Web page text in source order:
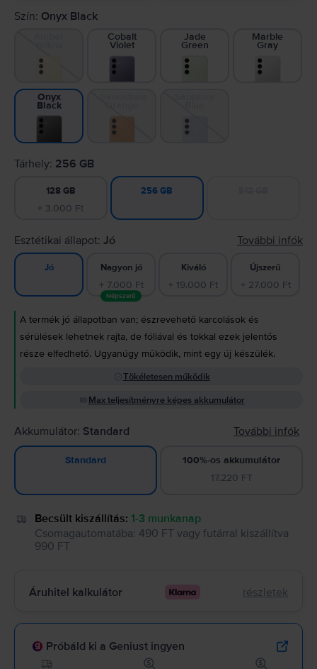
Szín: Onyx Black
Cobalt
Violet
Jade
Green
Marble
Gray
Onyx
Black
Tárhely: 256 GB
128 GB
+ 3.000 Ft
256 GB
Esztétikai állapot: Jó További infók
Jó Nagyon jó
+ 7.000 Ft
Népszerű
Kiváló
+ 19.000 Ft
Újszerű
+ 27.000 Ft
A termék jó állapotban van; észrevehető karcolások és
sérülések lehetnek rajta, de fóliával és tokkal ezek jelentős
része elfedhető. Ugyanúgy működik, mint egy új készülék.
Tökéletesen működik
Max teljesítményre képes akkumulátor
Akkumulátor: Standard További infók
Standard
100%-os akkumulátor
17.220 FT
Becsült kiszállítás: 1-3 munkanap
Csomagautomatába: 490 FT vagy futárral kiszállítva
990 FT
Áruhitel kalkulátor részletek
Próbáld ki a Geniust ingyen